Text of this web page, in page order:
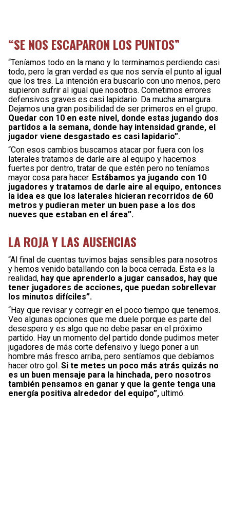
“SE NOS ESCAPARON LOS PUNTOS”
“Teníamos todo en la mano y lo terminamos perdiendo casi
todo, pero la gran verdad es que nos servía el punto al igual
que los tres. La intención era buscarlo con uno menos, pero
supieron sufrir al igual que nosotros. Cometimos errores
defensivos graves es casi lapidario. Da mucha amargura.
Dejamos una gran posibilidad de ser primeros en el grupo.
Quedar con 10 en este nivel, donde estas jugando dos
partidos a la semana, donde hay intensidad grande, el
jugador viene desgastado es casi lapidario”.
“Con esos cambios buscamos atacar por fuera con los
laterales tratamos de darle aire al equipo y hacernos
fuertes por dentro, tratar de que estén pero no teníamos
mayor cosa para hacer. Estábamos ya jugando con 10
jugadores y tratamos de darle aire al equipo, entonces
la idea es que los laterales hicieran recorridos de 60
metros y pudieran meter un buen pase a los dos
nueves que estaban en el área”.
LA ROJA Y LAS AUSENCIAS
“Al final de cuentas tuvimos bajas sensibles para nosotros
y hemos venido batallando con la boca cerrada. Esta es la
realidad, hay que aprenderlo a jugar cansados, hay que
tener jugadores de acciones, que puedan sobrellevar
los minutos difíciles”.
“Hay que revisar y corregir en el poco tiempo que tenemos.
Veo algunas opciones que me duele porque es parte del
desespero y es algo que no debe pasar en el próximo
partido. Hay un momento del partido donde pudimos meter
jugadores de más corte defensivo y luego poner a un
hombre más fresco arriba, pero sentíamos que debíamos
hacer otro gol. Si te metes un poco más atrás quizás no
es un buen mensaje para la hinchada, pero nosotros
también pensamos en ganar y que la gente tenga una
energía positiva alrededor del equipo”, ultimó.